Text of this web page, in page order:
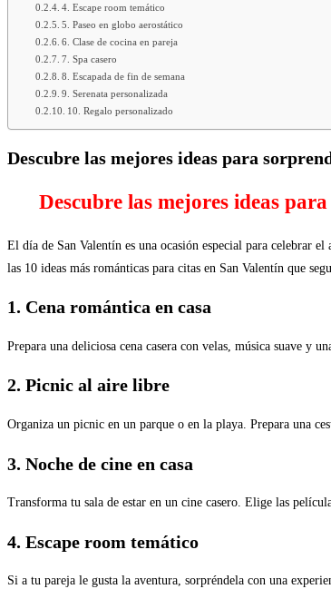
4. Escape room temático
5. Paseo en globo aerostático
6. Clase de cocina en pareja
7. Spa casero
8. Escapada de fin de semana
9. Serenata personalizada
10. Regalo personalizado
Descubre las mejores ideas para
Descubre las mejores ideas
El día de San Valentín es una ocasión especial para celebrar
las 10 ideas más románticas para citas en San Valentín que
1. Cena romántica en casa
Prepara una deliciosa cena casera con velas, música suave y
2. Picnic al aire libre
Organiza un picnic en un parque o en la playa. Prepara una
3. Noche de cine en casa
Transforma tu sala de estar en un cine casero. Elige las
4. Escape room temático
Si a tu pareja le gusta la aventura, sorpréndela con una